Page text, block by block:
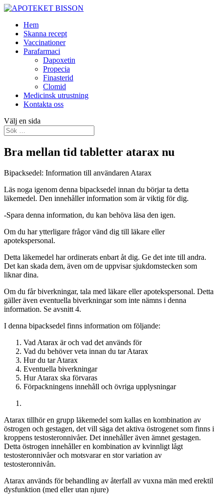
Hem
Skanna recept
Vaccinationer
Parafarmaci
Dapoxetin
Propecia
Finasterid
Clomid
Medicinsk utrustning
Kontakta oss
Välj en sida
Bra mellan tid tabletter atarax nu
Bipacksedel: Information till användaren Atarax
Läs noga igenom denna bipacksedel innan du börjar ta detta
läkemedel. Den innehåller information som är viktig för dig.
-Spara denna information, du kan behöva läsa den igen.
Om du har ytterligare frågor vänd dig till läkare eller
apotekspersonal.
Detta läkemedel har ordinerats enbart åt dig. Ge det inte till andra.
Det kan skada dem, även om de uppvisar sjukdomstecken som
liknar dina.
Om du får biverkningar, tala med läkare eller apotekspersonal. Detta
gäller även eventuella biverkningar som inte nämns i denna
information. Se avsnitt 4.
I denna bipacksedel finns information om följande:
Vad Atarax är och vad det används för
Vad du behöver veta innan du tar Atarax
Hur du tar Atarax
Eventuella biverkningar
Hur Atarax ska förvaras
Förpackningens innehåll och övriga upplysningar
Atarax tillhör en grupp läkemedel som kallas en kombination av
östrogen och gestagen, det vill säga det aktiva östrogenet som finns i
kroppens testosteronnivåer. Det innehåller även ämnet gestagen.
Detta östrogen innehåller en kombination av kvinnligt lågt
testosteronnivåer och motsvarar en stor variation av
testosteronnivån.
Atarax används för behandling av återfall av vuxna män med erektil
dysfunktion (med eller utan njure)